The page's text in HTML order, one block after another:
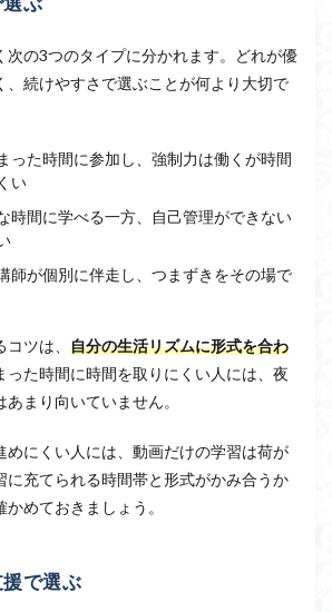
次の3つのタイプに分かれます。どれが優
、続けやすさで選ぶことが何より大切で
った時間に参加し、強制力は働くが時間
い
時間に学べる一方、自己管理ができない
師が個別に伴走し、つまずきをその場で
ツは、 自分の生活リズムに形式を合わ
った時間に時間を取りにくい人には、夜
まり向いていません。
めにくい人には、動画だけの学習は荷が
に充てられる時間帯と形式がかみ合うか
めておきましょう。
で選ぶ